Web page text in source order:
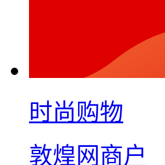
时尚购物
敦煌网商户